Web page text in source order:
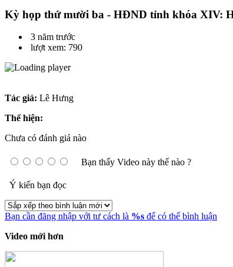
Kỳ họp thứ mười ba - HĐND tỉnh khóa XIV:
3 năm trước
lượt xem: 790
Tác giả: Lê Hưng
Thể hiện:
Chưa có đánh giá nào
Bạn thấy Video này thế nào ?
Ý kiến bạn đọc
Bạn cần đăng nhập với tư cách là %s để có thể bình luận
Video mới hơn